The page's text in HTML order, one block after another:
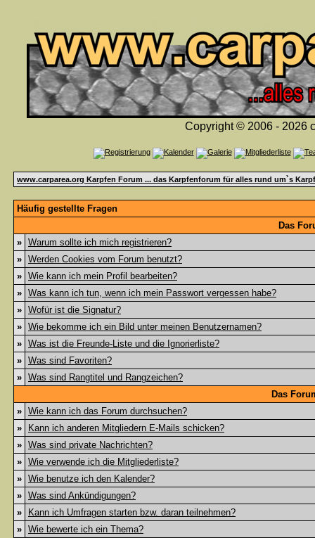
Copyright © 2006 - 2026
www.carparea.org Karpfen Forum ... das Karpfenforum für alles rund um`s
Häufig gestellte Fragen
Das
» Warum sollte ich mich registrieren?
» Werden Cookies vom Forum benutzt?
» Wie kann ich mein Profil bearbeiten?
» Was kann ich tun, wenn ich mein Passwort vergessen habe?
» Wofür ist die Signatur?
» Wie bekomme ich ein Bild unter meinen Benutzernamen?
» Was ist die Freunde-Liste und die Ignorierliste?
» Was sind Favoriten?
» Was sind Rangtitel und Rangzeichen?
Das
» Wie kann ich das Forum durchsuchen?
»
Kann ich anderen Mitgliedern E-Mails schicken?
» Was sind private Nachrichten?
» Wie verwende ich die Mitgliederliste?
» Wie benutze ich den Kalender?
» Was sind Ankündigungen?
»
Kann ich Umfragen starten bzw. daran teilnehmen?
» Wie bewerte ich ein Thema?